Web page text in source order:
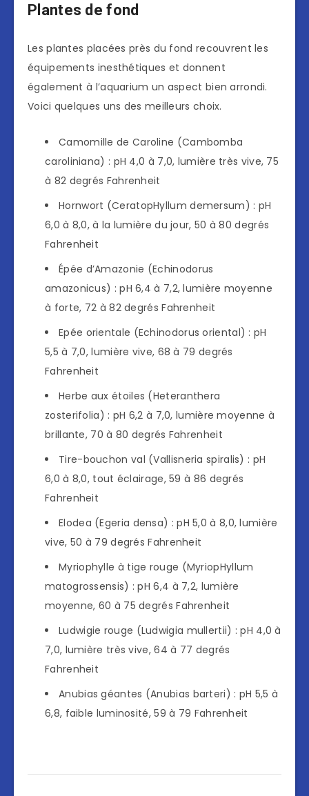
Plantes de fond
Les plantes placées près du fond recouvrent les
équipements inesthétiques et donnent
également à l’aquarium un aspect bien arrondi.
Voici quelques uns des meilleurs choix.
Camomille de Caroline (Cambomba
caroliniana) : pH 4,0 à 7,0, lumière très vive, 75
à 82 degrés Fahrenheit
Hornwort (CeratopHyllum demersum) : pH
6,0 à 8,0, à la lumière du jour, 50 à 80 degrés
Fahrenheit
Épée d’Amazonie (Echinodorus
amazonicus) : pH 6,4 à 7,2, lumière moyenne
à forte, 72 à 82 degrés Fahrenheit
Epée orientale (Echinodorus oriental) : pH
5,5 à 7,0, lumière vive, 68 à 79 degrés
Fahrenheit
Herbe aux étoiles (Heteranthera
zosterifolia) : pH 6,2 à 7,0, lumière moyenne à
brillante, 70 à 80 degrés Fahrenheit
Tire-bouchon val (Vallisneria spiralis) : pH
6,0 à 8,0, tout éclairage, 59 à 86 degrés
Fahrenheit
Elodea (Egeria densa) : pH 5,0 à 8,0, lumière
vive, 50 à 79 degrés Fahrenheit
Myriophylle à tige rouge (MyriopHyllum
matogrossensis) : pH 6,4 à 7,2, lumière
moyenne, 60 à 75 degrés Fahrenheit
Ludwigie rouge (Ludwigia mullertii) : pH 4,0 à
7,0, lumière très vive, 64 à 77 degrés
Fahrenheit
Anubias géantes (Anubias barteri) : pH 5,5 à
6,8, faible luminosité, 59 à 79 Fahrenheit